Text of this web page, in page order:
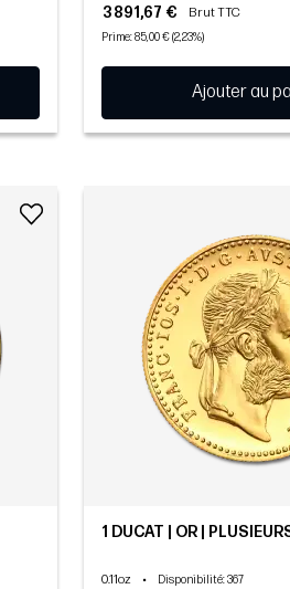
3 891,67 € Brut TTC
Prime: 85,00 € (2,23%)
Ajouter au
1 DUCAT | OR |
0.11oz • Disponibilité: 367